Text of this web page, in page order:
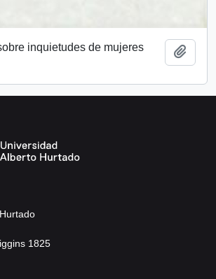
inquietudes de mujeres
1825